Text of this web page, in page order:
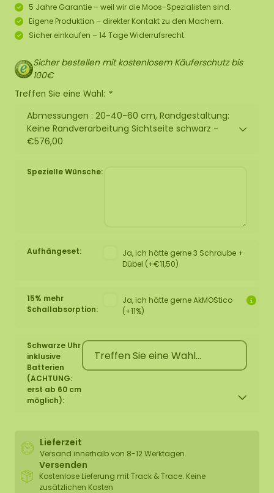
5 Jahre Garantie – weil wir die Moos-Spezialisten sind.
Eigene Produktion – direkter Kontakt zu den Machern.
Sicher einkaufen – 14 Tage Widerrufsrecht.
Sicher bestellen mit kostenlosem Käuferschutz bis
100€
Treffen Sie eine Wahl: *
Abmessungen : 20-40-60 cm, Randgestaltung:
Keine Randverarbeitung Sichtseite schwarz -
€576,00
Spezielle Wünsche:
Aufhängeset:
Ja, ich hätte gerne 3 Schraube +
Dübel (+€11,50)
15% mehr
Schallabsorption:
Ja, ich hätte gerne AkMOStico
(+11%)
Schwarze Uhr
inklusive
Batterien
(ACHTUNG:
erst ab 60 cm
möglich):
Lieferzeit
Versand innerhalb von 8-12 Werktagen.
Versenden
Kostenlose Lieferung mit Track & Trace. Keine
zusätzlichen Kosten